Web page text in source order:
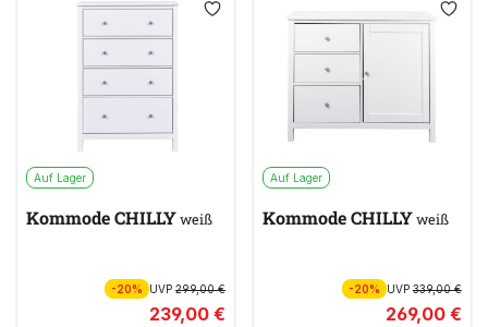
Auf Lager
Kommode CHILLYweiß
-20% UVP 299,00 €
239,00 €
Auf Lager
Kommode CHILLYweiß
-20% UVP339,00 €
269,00 €